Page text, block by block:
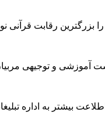
دانست و افزود: تا امروز ۵ هزار و ٨٣۶
آموزشی و توجیهی